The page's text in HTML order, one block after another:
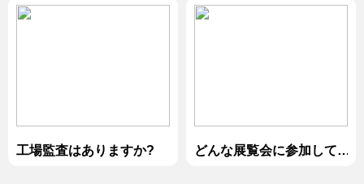
工場監査はありますか?
どんな展覧会に参加して